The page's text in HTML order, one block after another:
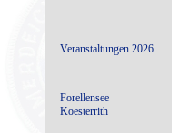
Veranstaltungen 2026
Forellensee
Koesterrith